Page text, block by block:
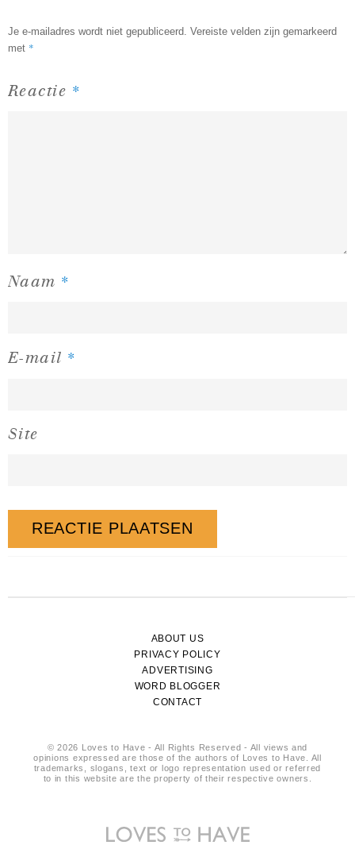
Je e-mailadres wordt niet gepubliceerd. Vereiste velden zijn gemarkeerd
met *
Reactie *
Naam *
E-mail *
Site
ABOUT US
PRIVACY POLICY
ADVERTISING
WORD BLOGGER
CONTACT
© 2026 Loves to Have - All Rights Reserved - All views and
opinions expressed are those of the authors of Loves to Have. All
trademarks, slogans, text or logo representation used or referred
to in this website are the property of their respective owners.